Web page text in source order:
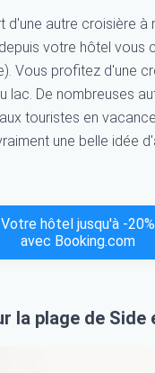
d'une autre croisière à
votre hôtel vous
Vous profitez d'une
lac. De nombreuses
touristes en
une belle idée
Votre hôtel jusqu'à -20%
avec Booking.com
la plage de